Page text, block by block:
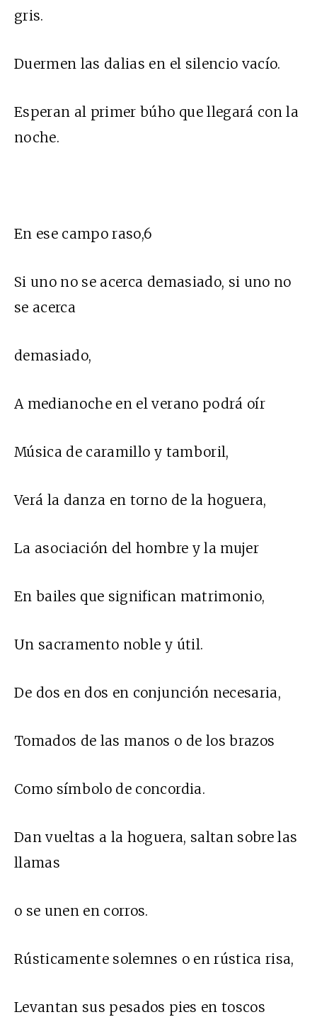
gris.
Duermen las dalias en el silencio vacío.
Esperan al primer búho que llegará con la
noche.
En ese campo raso,6
Si uno no se acerca demasiado, si uno no
se acerca
demasiado,
A medianoche en el verano podrá oír
Música de caramillo y tamboril,
Verá la danza en torno de la hoguera,
La asociación del hombre y la mujer
En bailes que significan matrimonio,
Un sacramento noble y útil.
De dos en dos en conjunción necesaria,
Tomados de las manos o de los brazos
Como símbolo de concordia.
Dan vueltas a la hoguera, saltan sobre las
llamas
o se unen en corros.
Rústicamente solemnes o en rústica risa,
Levantan sus pesados pies en toscos